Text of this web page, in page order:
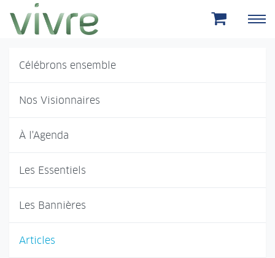
Aller au menu principal
Aller au contenu principal
Célébrons ensemble
Nos Visionnaires
À l'Agenda
Les Essentiels
Les Bannières
Articles